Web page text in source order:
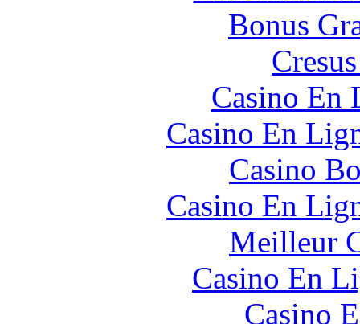
Bonus
Casino En
Casino En
Casino
Casino En
Meilleur
Casino En
Casino